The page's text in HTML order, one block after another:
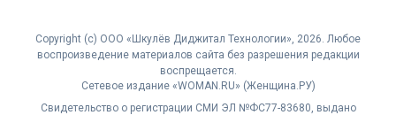
Copyright (с) ООО «Шкулёв Диджитал Технологии», 2026. Любое
воспроизведение материалов сайта без разрешения редакции
воспрещается.
Сетевое издание «WOMAN.RU» (Женщина.РУ)
Свидетельство о регистрации СМИ ЭЛ №ФС77-83680, выдано